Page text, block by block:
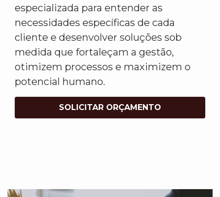
especializada para entender as
necessidades específicas de cada
cliente e desenvolver soluções sob
medida que fortaleçam a gestão,
otimizem processos e maximizem o
potencial humano.
SOLICITAR ORÇAMENTO